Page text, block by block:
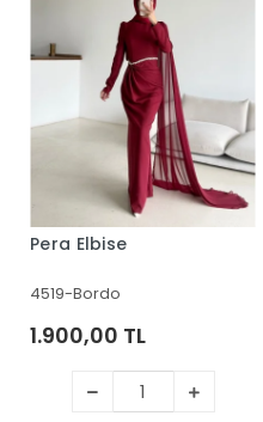
Pera Elbise
4519-Bordo
1.900,00 TL